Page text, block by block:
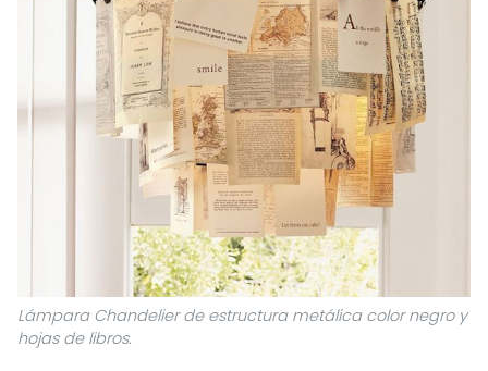
Lámpara Chandelier de estructura metálica color negro y
hojas de libros.